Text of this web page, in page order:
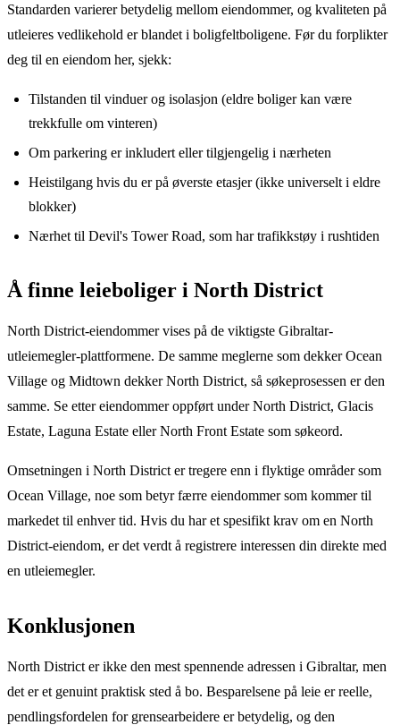
Standarden varierer betydelig mellom eiendommer, og kvaliteten på
utleieres vedlikehold er blandet i boligfeltboligene. Før du forplikter
deg til en eiendom her, sjekk:
Tilstanden til vinduer og isolasjon (eldre boliger kan være
trekkfulle om vinteren)
Om parkering er inkludert eller tilgjengelig i nærheten
Heistilgang hvis du er på øverste etasjer (ikke universelt i eldre
blokker)
Nærhet til Devil's Tower Road, som har trafikkstøy i rushtiden
Å finne leieboliger i North District
North District-eiendommer vises på de viktigste Gibraltar-
utleiemegler-plattformene. De samme meglerne som dekker Ocean
Village og Midtown dekker North District, så søkeprosessen er den
samme. Se etter eiendommer oppført under North District, Glacis
Estate, Laguna Estate eller North Front Estate som søkeord.
Omsetningen i North District er tregere enn i flyktige områder som
Ocean Village, noe som betyr færre eiendommer som kommer til
markedet til enhver tid. Hvis du har et spesifikt krav om en North
District-eiendom, er det verdt å registrere interessen din direkte med
en utleiemegler.
Konklusjonen
North District er ikke den mest spennende adressen i Gibraltar, men
det er et genuint praktisk sted å bo. Besparelsene på leie er reelle,
pendlingsfordelen for grensearbeidere er betydelig, og den